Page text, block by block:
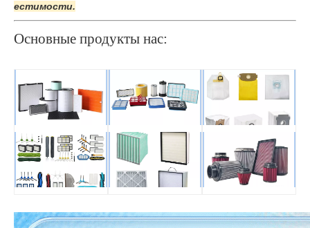
естимости.
Основные продукты нас: